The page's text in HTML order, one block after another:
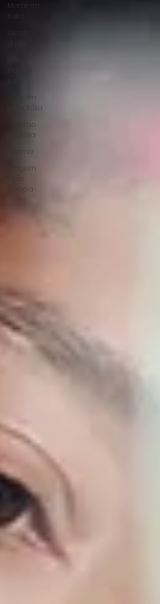
Morar na
Itália
Dicas
Viagem
pela Itália
Turismo
na Itália
Idioma
Viagem
pela
Europa